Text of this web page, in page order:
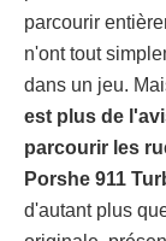
parcourir
n'ont tout
dans un jeu.
est plus de
parcourir les
Porshe 911
d'autant plus